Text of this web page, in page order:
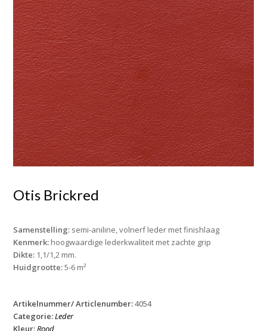
Otis Brickred
Samenstelling: semi-aniline, volnerf leder met finishlaag
Kenmerk: hoogwaardige lederkwaliteit met zachte grip
Dikte: 1,1/1,2 mm.
Huidgrootte:5-6 m²
Artikelnummer/ Articlenumber:4054
Categorie:Leder
Kleur:Rood